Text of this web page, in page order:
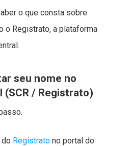
o que consta sobre
o Registrato, a plataforma
seu nome no
(SCR / Registrato)
Registrato no portal do